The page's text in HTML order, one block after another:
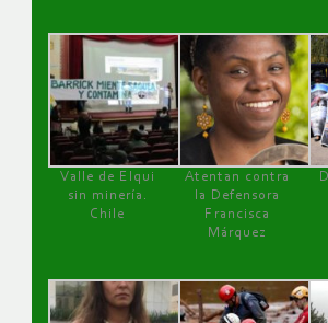
Valle de Elqui
sin minería.
Chile
Atentan contra
la Defensora
Francisca
Márquez